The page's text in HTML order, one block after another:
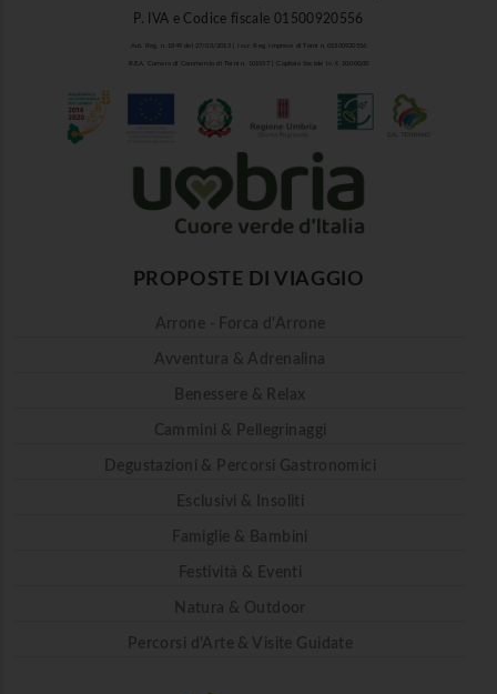
P. IVA e Codice fiscale 01500920556
Aut. Reg. n. 1849 del 27/03/2013 | Iscr. Reg. Imprese di Terni n. 01500920556
R.E.A. Camera di Commercio di Terni n. 101937 | Capitale Sociale i.v. € 10.000,00
PROPOSTE DI VIAGGIO
Arrone - Forca d'Arrone
Avventura & Adrenalina
Benessere & Relax
Cammini & Pellegrinaggi
Degustazioni & Percorsi Gastronomici
Esclusivi & Insoliti
Famiglie & Bambini
Festività & Eventi
Natura & Outdoor
Percorsi d'Arte & Visite Guidate